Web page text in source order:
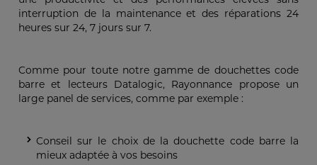
interruption de la maintenance et des réparations 24
heures sur 24, 7 jours sur 7.
Comme pour toute notre gamme de douchettes code
barre et lecteurs Datalogic, Rayonnance propose un
large panel de services, comme par exemple :
Conseil sur le choix de la douchette code barre la
mieux adaptée à vos besoins